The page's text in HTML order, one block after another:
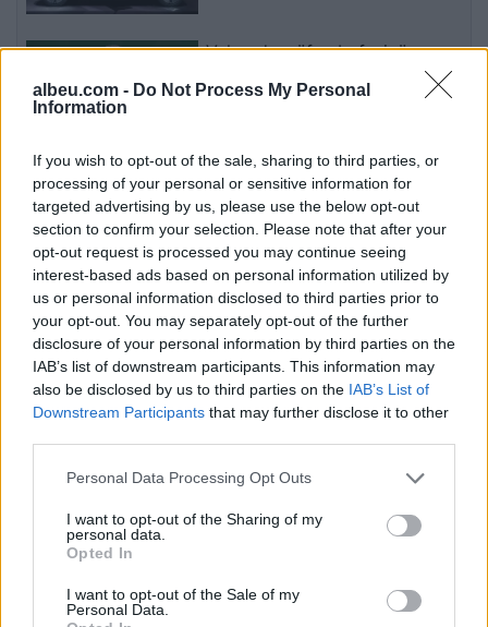
albeu.com - Do Not Process My Personal
Information
If you wish to opt-out of the sale, sharing to third parties, or
processing of your personal or sensitive information for
targeted advertising by us, please use the below opt-out
section to confirm your selection. Please note that after your
opt-out request is processed you may continue seeing
interest-based ads based on personal information utilized by
us or personal information disclosed to third parties prior to
your opt-out. You may separately opt-out of the further
disclosure of your personal information by third parties on the
IAB’s list of downstream participants. This information may
also be disclosed by us to third parties on the IAB’s List of
Downstream Participants that may further disclose it to other
Personal Data Processing Opt Outs
I want to opt-out of the Sharing of my
personal data.
Opted In
I want to opt-out of the Sale of my
Personal Data.
Valverde rrëfen befasinë nga
Mourinho: Nuk e mendoja se
do të ishte kështu
Arrestohet 73-vjeçari në Krujë,
ndezi zjarr për të djegur barin
dhe flakët u përhapën drejt
malit